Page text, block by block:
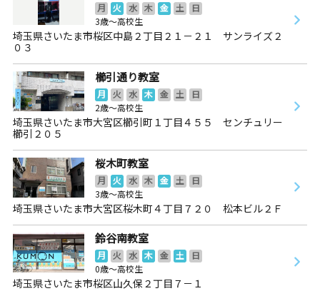
月 火 水 木 金 土
日
3歳～高校生
埼玉県さいたま市桜区中島２丁目２１－２１ サンライズ２
０３
櫛引通り教室
月 火 水 木 金 土
日
2歳～高校生
埼玉県さいたま市大宮区櫛引町１丁目４５５ センチュリー
櫛引２０５
桜木町教室
月 火 水 木 金 土
日
3歳～高校生
埼玉県さいたま市大宮区桜木町４丁目７２０ 松本ビル２Ｆ
鈴谷南教室
月 火 水 木 金 土
日
0歳～高校生
埼玉県さいたま市桜区山久保２丁目７－１